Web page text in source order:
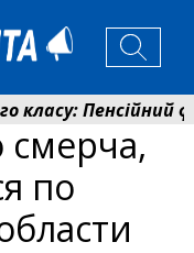
Пенсійний
компенсацій на
смерча,
по